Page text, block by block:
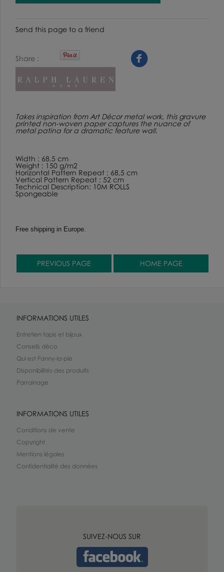
Send this page to a friend
Share
Takes inspiration from Art Décor metal work, this gravure
printed non-woven paper captures the nuance of
metal patina for a dramatic feature wall.
Width : 68,5 cm
Weight : 150 g/m2
Horizontal Pattern Repeat : 68,5 cm
Vertical Pattern Repeat : 52 cm
Technical Description: 10M ROLLS
Spongeable
Free shipping in Europe.
INFORMATIONS UTILES
Entretien tapis et bijoux
Conseils déco
Qui est Fanny-la-pie
Disponibilités des produits
Parrainage
INFORMATIONS UTILES
Conditions de vente
Copyright
Mentions légales
Confidentialité des données
SUIVEZ-NOUS SUR